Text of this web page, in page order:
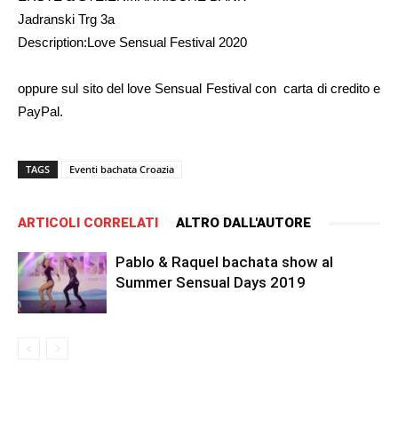
Jadranski Trg 3a
Description:Love Sensual Festival 2020
oppure sul sito del love Sensual Festival con carta di credito e
PayPal.
TAGS Eventi bachata Croazia
ARTICOLI CORRELATI ALTRO DALL'AUTORE
Pablo & Raquel bachata show al
Summer Sensual Days 2019